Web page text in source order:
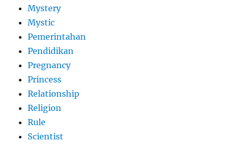
Mystery
Mystic
Pemerintahan
Pendidikan
Pregnancy
Princess
Relationship
Religion
Rule
Scientist